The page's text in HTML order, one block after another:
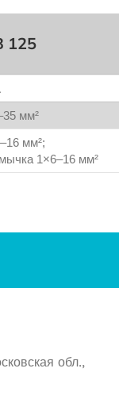
125
мм²
мм²;
1×6–16 мм²
обл.,